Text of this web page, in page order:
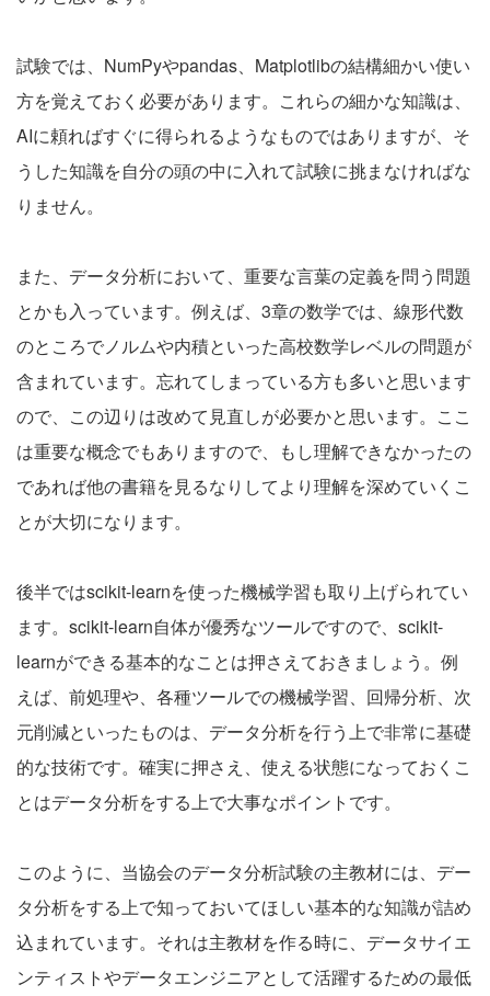
試験では、NumPyやpandas、Matplotlibの結構細かい使い
方を覚えておく必要があります。これらの細かな知識は、
AIに頼ればすぐに得られるようなものではありますが、そ
うした知識を自分の頭の中に入れて試験に挑まなければな
りません。
また、データ分析において、重要な言葉の定義を問う問題
とかも入っています。例えば、3章の数学では、線形代数
のところでノルムや内積といった高校数学レベルの問題が
含まれています。忘れてしまっている方も多いと思います
ので、この辺りは改めて見直しが必要かと思います。ここ
は重要な概念でもありますので、もし理解できなかったの
であれば他の書籍を見るなりしてより理解を深めていくこ
とが大切になります。
後半ではscikit-learnを使った機械学習も取り上げられてい
ます。scikit-learn自体が優秀なツールですので、scikit-
learnができる基本的なことは押さえておきましょう。例
えば、前処理や、各種ツールでの機械学習、回帰分析、次
元削減といったものは、データ分析を行う上で非常に基礎
的な技術です。確実に押さえ、使える状態になっておくこ
とはデータ分析をする上で大事なポイントです。
このように、当協会のデータ分析試験の主教材には、デー
タ分析をする上で知っておいてほしい基本的な知識が詰め
込まれています。それは主教材を作る時に、データサイエ
ンティストやデータエンジニアとして活躍するための最低